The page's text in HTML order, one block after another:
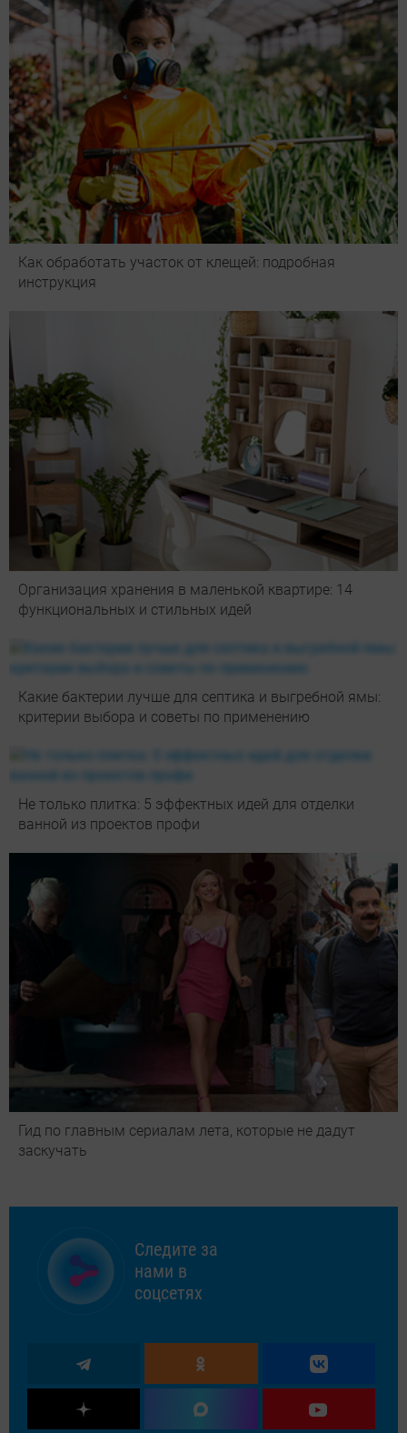
Как обработать участок от клещей: подробная
инструкция
Организация хранения в маленькой квартире: 14
функциональных и стильных идей
Какие бактерии лучше для септика и выгребной ямы:
критерии выбора и советы по применению
Не только плитка: 5 эффектных идей для отделки
ванной из проектов профи
Гид по главным сериалам лета, которые не дадут
заскучать
Следите за
нами в
соцсетях